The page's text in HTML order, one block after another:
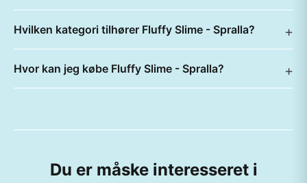
Hvilken kategori tilhører Fluffy Slime - Spralla?
Hvor kan jeg købe Fluffy Slime - Spralla?
Du er måske interesseret i